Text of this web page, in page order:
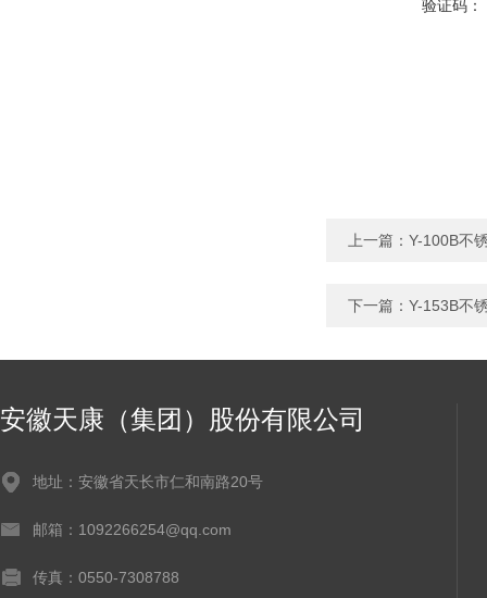
验证码：
上一篇： Y-100B不
下一篇： Y-153B不
安徽天康（集团）股份有限公司
地址：安徽省天长市仁和南路20号
邮箱：1092266254@qq.com
传真：0550-7308788